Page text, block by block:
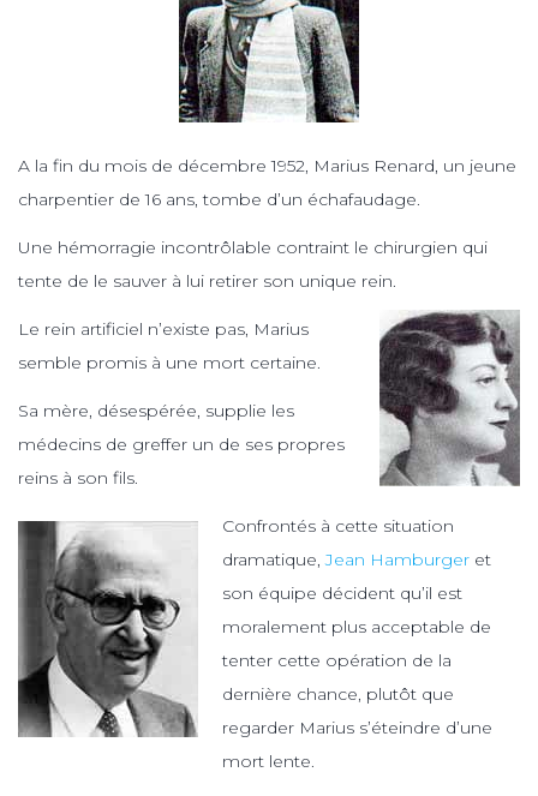
A la fin du mois de décembre 1952, Marius Renard, un jeune
charpentier de 16 ans, tombe d’un échafaudage.
Une hémorragie incontrôlable contraint le chirurgien qui
tente de le sauver à lui retirer son unique rein.
Le rein artificiel n’existe pas, Marius
semble promis à une mort certaine.
Sa mère, désespérée, supplie les
médecins de greffer un de ses propres
reins à son fils.
Confrontés à cette situation
dramatique,Jean Hamburger et
son équipe décident qu’il est
moralement plus acceptable de
tenter cette opération de la
dernière chance, plutôt que
regarder Marius s’éteindre d’une
mort lente.